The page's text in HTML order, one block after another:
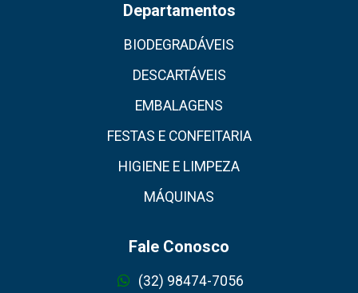
Departamentos
BIODEGRADÁVEIS
DESCARTÁVEIS
EMBALAGENS
FESTAS E CONFEITARIA
HIGIENE E LIMPEZA
MÁQUINAS
Fale Conosco
(32) 98474-7056